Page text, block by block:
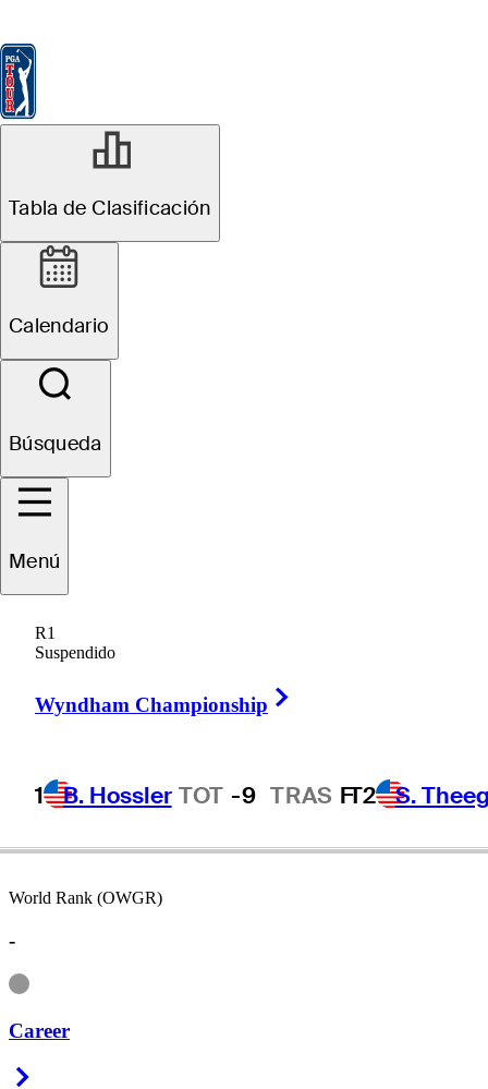
Tabla de Clasificación
Calendario
Búsqueda
Menú
R1
Suspendido
Wyndham Championship
1 B. Hossler TOT -9 TRAS FT2 S.
Sam
UNITED STATES
World Rank (OWGR)
-
Information
Career